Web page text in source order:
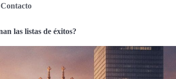
Contacto
las listas de éxitos?